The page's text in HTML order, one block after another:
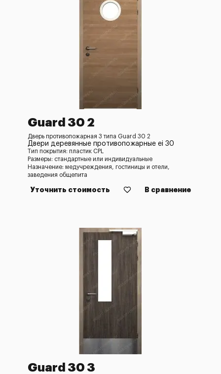
Guard 30 2
Дверь противопожарная 3 типа Guard 30 2
Двери деревянные противопожарные ei 30
Тип покрытия: пластик CPL
Размеры: стандартные или индивидуальные
Назначение: медучреждения, гостиницы и отели,
заведения общепита
Уточнить стоимость В сравнение
Guard 30 3